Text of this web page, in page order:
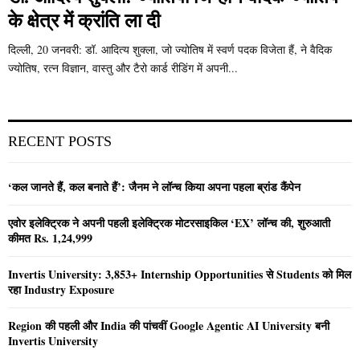
के क्षेत्र में क्रांति ला दी
दिल्ली, 20 जनवरी: डॉ. आदित्य शुक्ला, जो ज्योतिष में स्वर्ण पदक विजेता हैं, ने वैदिक
ज्योतिष, रत्न विज्ञान, वास्तु और टैरो कार्ड रीडिंग में अपनी...
RECENT POSTS
‘कल जानते हैं, कल बनाते हैं’: जैनम ने लॉन्च किया अपना पहला ब्रांड कैंपेन
एवोर इलेक्ट्रिक ने अपनी पहली इलेक्ट्रिक मोटरसाइकिल ‘EX’ लॉन्च की, शुरुआती
कीमत Rs. 1,24,999
Invertis University: 3,853+ Internship Opportunities से Students को मिल
रहा Industry Exposure
Region की पहली और India की पांचवीं Google Agentic AI University बनी
Invertis University